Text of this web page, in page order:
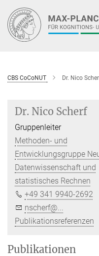
Hauptinhalt
CBS CoCoNUT Dr. Nico
Dr. Nico Scherf
Gruppenleiter
Methoden- und
Entwicklungsgruppe
Datenwissenschaft und
statistisches Rechnen
+49 341 9940-2692
nscherf@...
Publikationsreferenzen
Publikationen